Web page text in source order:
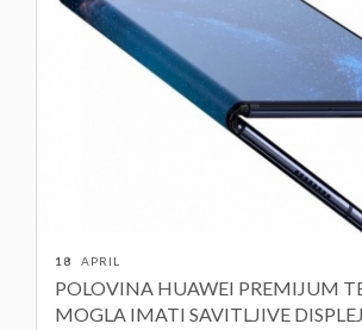
18 APRIL
POLOVINA HUAWEI PREMIJUM
MOGLA IMATI SAVITLJIVE